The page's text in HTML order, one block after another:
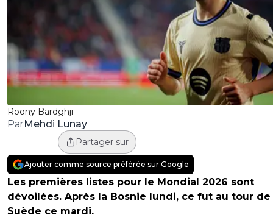
Roony Bardghji
ParMehdi Lunay
Partager sur
Ajouter comme source préférée sur Google
Les premières listes pour le Mondial 2026 sont
dévoilées. Après la Bosnie lundi, ce fut au tour de
Suède ce mardi.